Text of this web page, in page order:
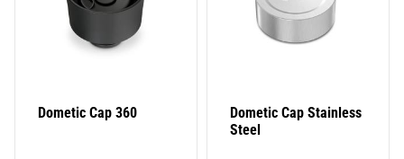
Dometic Cap 360
Dometic Cap Stainless
Steel